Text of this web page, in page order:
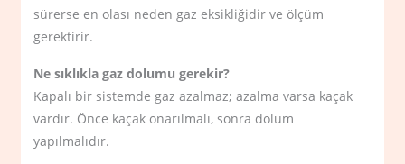
sürerse en olası neden gaz eksikliğidir ve ölçüm
gerektirir.
Ne sıklıkla gaz dolumu gerekir?
Kapalı bir sistemde gaz azalmaz; azalma varsa kaçak
vardır. Önce kaçak onarılmalı, sonra dolum
yapılmalıdır.